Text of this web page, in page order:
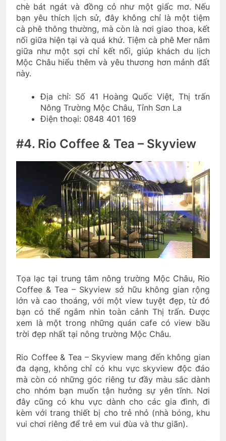
chè bát ngát và đồng cỏ như một giấc mơ. Nếu
bạn yêu thích lịch sử, đây không chỉ là một tiệm
cà phê thông thường, mà còn là nơi giao thoa, kết
nối giữa hiện tại và quá khứ. Tiệm cà phê Mer nằm
giữa như một sợi chỉ kết nối, giúp khách du lịch
Mộc Châu hiểu thêm và yêu thương hơn mảnh đất
này.
Địa chỉ: Số 41 Hoàng Quốc Việt, Thị trấn
Nông Trường Mộc Châu, Tỉnh Sơn La
Điện thoại: 0848 401 169
#4. Rio Coffee & Tea – Skyview
Tọa lạc tại trung tâm nông trường Mộc Châu, Rio
Coffee & Tea – Skyview sở hữu không gian rộng
lớn và cao thoáng, với một view tuyệt đẹp, từ đó
bạn có thể ngắm nhìn toàn cảnh Thị trấn. Được
xem là một trong những quán cafe có view bầu
trời đẹp nhất tại nông trường Mộc Châu.
Rio Coffee & Tea – Skyview mang đến không gian
đa dạng, không chỉ có khu vực skyview độc đáo
mà còn có những góc riêng tư đầy màu sắc dành
cho nhóm bạn muốn tận hưởng sự yên tĩnh. Nơi
đây cũng có khu vực dành cho các gia đình, đi
kèm với trang thiết bị cho trẻ nhỏ (nhà bóng, khu
vui chơi riêng để trẻ em vui đùa và thư giãn).